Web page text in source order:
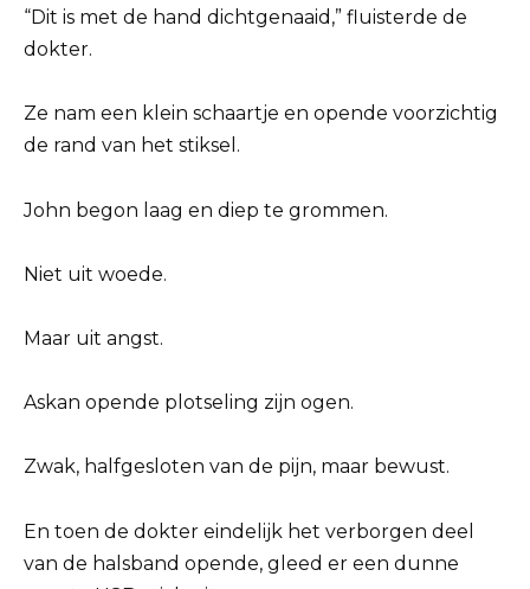
“Dit is met de hand dichtgenaaid,” fluisterde de
dokter.
Ze nam een klein schaartje en opende voorzichtig
de rand van het stiksel.
John begon laag en diep te grommen.
Niet uit woede.
Maar uit angst.
Askan opende plotseling zijn ogen.
Zwak, halfgesloten van de pijn, maar bewust.
En toen de dokter eindelijk het verborgen deel
van de halsband opende, gleed er een dunne